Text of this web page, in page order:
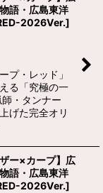
語・広島東洋
2026Ver.]
プ・レッド」
る「究極の一
・タンナー
げた完全オリ
ー×カープ】広
語・広島東洋
2026Ver.]